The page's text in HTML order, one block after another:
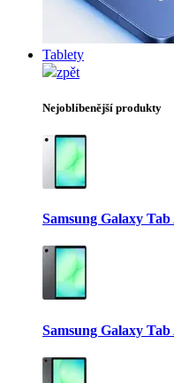
Tablety
zpět
Nejoblíbenější produkty
Samsung Galaxy
Samsung Galaxy